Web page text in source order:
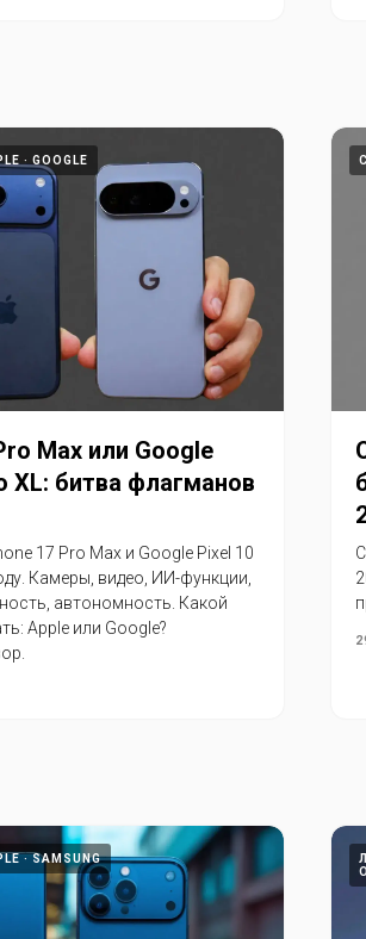
GOOGLE
Max или Google
XL: битва флагманов
17 Pro Max и Google Pixel 10
Камеры, видео, ИИ-функции,
автономность. Какой
Apple или Google?
SAMSUNG